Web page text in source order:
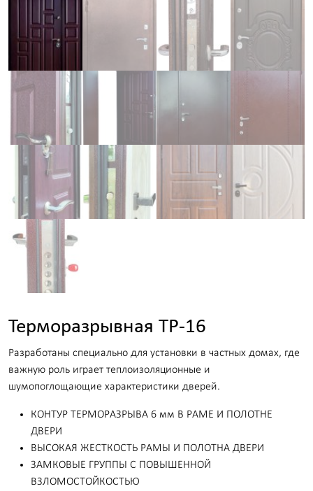
Терморазрывная ТР-16
Разработаны специально для установки в частных домах, где
важную роль играет теплоизоляционные и
шумопоглощающие характеристики дверей.
КОНТУР ТЕРМОРАЗРЫВА 6 мм В РАМЕ И ПОЛОТНЕ
ДВЕРИ
ВЫСОКАЯ ЖЕСТКОСТЬ РАМЫ И ПОЛОТНА ДВЕРИ
ЗАМКОВЫЕ ГРУППЫ С ПОВЫШЕННОЙ
ВЗЛОМОСТОЙКОСТЬЮ